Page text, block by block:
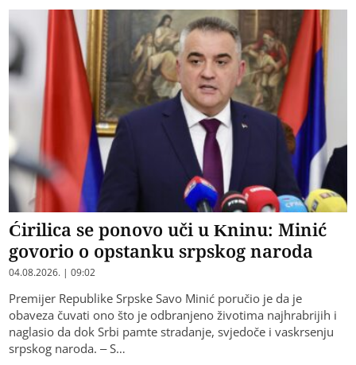
Ćirilica se ponovo uči u Kninu: Minić
govorio o opstanku srpskog naroda
04.08.2026. | 09:02
Premijer Republike Srpske Savo Minić poručio je da je
obaveza čuvati ono što je odbranjeno životima najhrabrijih i
naglasio da dok Srbi pamte stradanje, svjedoče i vaskrsenju
srpskog naroda. – S…